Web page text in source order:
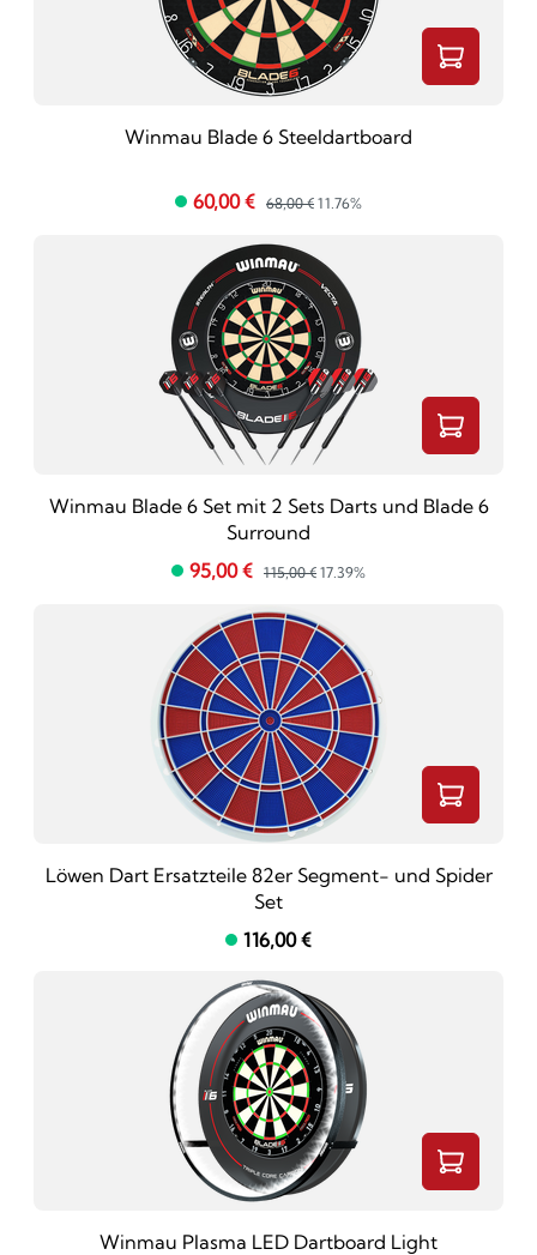
Winmau Blade 6 Steeldartboard
60,00 € 68,00 € 11.76%
Winmau Blade 6 Set mit 2 Sets Darts und Blade 6
Surround
95,00 € 115,00 € 17.39%
Löwen Dart Ersatzteile 82er Segment- und Spider
Set
116,00 €
Winmau Plasma LED Dartboard Light